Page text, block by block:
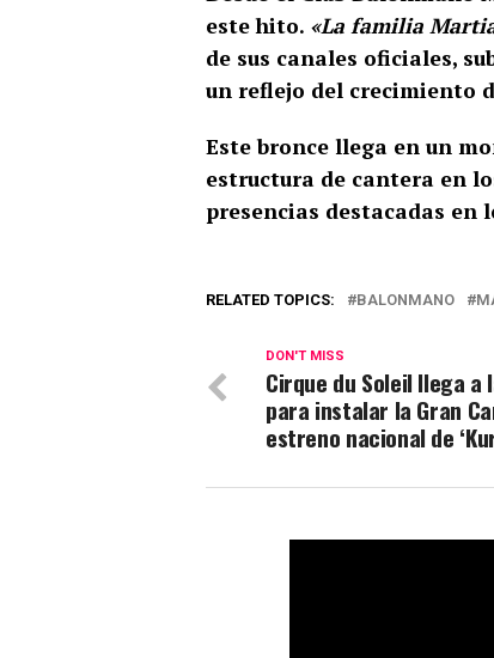
este hito. «La familia
de sus canales oficiales,
un reflejo del crecimiento
Este bronce llega en un
estructura de cantera en
presencias destacadas en
RELATED TOPICS: BALONMANO
DON'T MISS
Cirque du Soleil llega a
para instalar la Gran
estreno nacional de